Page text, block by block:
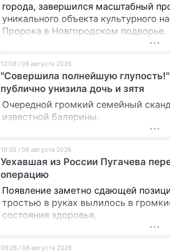
города, завершился масштабный
уникального объекта культурного
Пророка в Новгородском подворье.
12:08 / 06 августа 2026
"Совершила полнейшую
публично унизила дочь и зятя
Очередной громкий семейный
известной балерины.
10:55 / 06 августа 2026
Уехавшая из России Пугачева
операцию
Появление заметно сдающей
тростью в руках вылилось в
состояния здоровья.
09:28 / 06 августа 2026